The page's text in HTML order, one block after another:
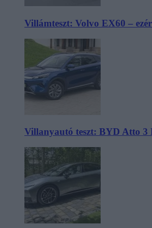
Villámteszt: Volvo EX60 –
Villanyautó teszt: BYD Atto 3